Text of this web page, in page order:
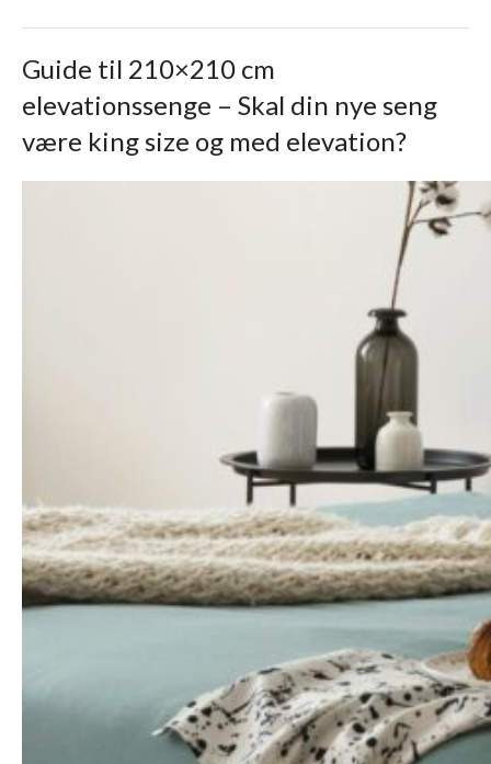
Guide til 210×210 cm
elevationssenge – Skal din nye seng
være king size og med elevation?